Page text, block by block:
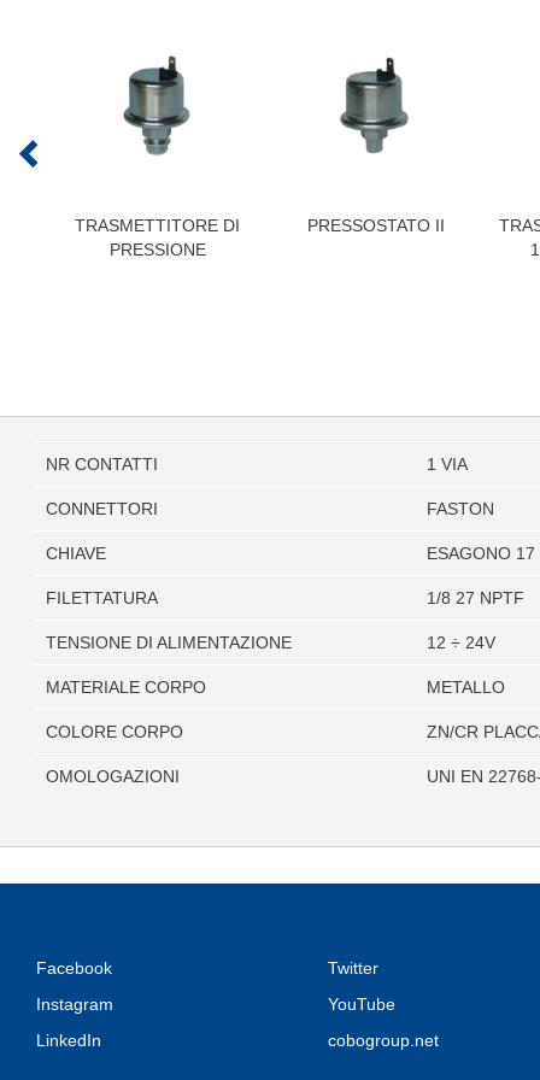
TRASMETTITORE DI
PRESSIONE
PRESSOSTATO II
NR CONTATTI 1 VIA
CONNETTORI FASTON
CHIAVE ESAGONO 17
FILETTATURA 1/8 27 NPTF
TENSIONE DI ALIMENTAZIONE 12 ÷ 24V
MATERIALE CORPO METALLO
COLORE CORPO ZN/CR
OMOLOGAZIONI UNI EN
Facebook
Instagram
LinkedIn
Twitter
YouTube
cobogroup.net